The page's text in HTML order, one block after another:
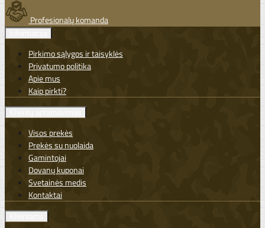
Profesionalų komanda
Pirkimo sąlygos ir taisyklės
Privatumo politika
Apie mus
Kaip pirkti?
Visos prekės
Prekės su nuolaida
Gamintojai
Dovanų kuponai
Svetainės medis
Kontaktai